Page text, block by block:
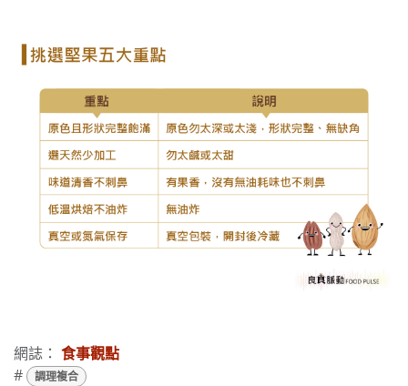
網誌： 食事觀點
#
調理複合